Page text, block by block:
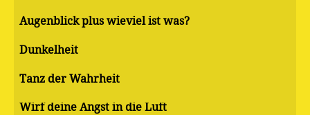
Augenblick plus wieviel ist was?
Dunkelheit
Tanz der Wahrheit
Wirf deine Angst in die Luft